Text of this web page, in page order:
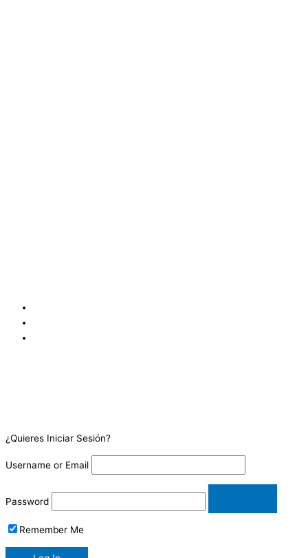
¿Quieres Iniciar Sesión?
Username or Email
Password
Remember Me